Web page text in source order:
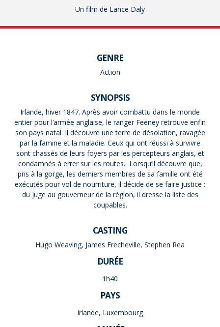
Un film de Lance Daly
GENRE
Action
SYNOPSIS
Irlande, hiver 1847. Après avoir combattu dans le monde
entier pour l’armée anglaise, le ranger Feeney retrouve enfin
son pays natal. Il découvre une terre de désolation, ravagée
par la famine et la maladie. Ceux qui ont réussi à survivre
sont chassés de leurs foyers par les percepteurs anglais, et
condamnés à errer sur les routes. Lorsqu’il découvre que,
pris à la gorge, les derniers membres de sa famille ont été
exécutés pour vol de nourriture, il décide de se faire justice :
du juge au gouverneur de la région, il dresse la liste des
coupables.
CASTING
Hugo Weaving, James Frecheville, Stephen Rea
DURÉE
1h40
PAYS
Irlande, Luxembourg